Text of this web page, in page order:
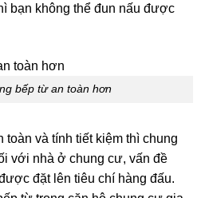
bạn không thể đun nấu được
bếp từ an toàn hơn
toàn và tính tiết kiệm thì chung
với nhà ở chung cư, vấn đề
đặt lên tiêu chí hàng đấu.